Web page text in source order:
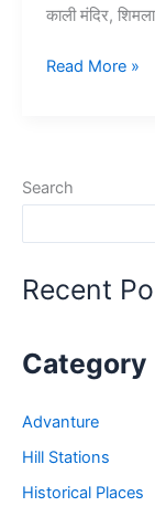
काली मंदिर,
10+
जगह
Places
Read More »
Search
Recent
Category
Advanture
Hill Stations
Historical Places